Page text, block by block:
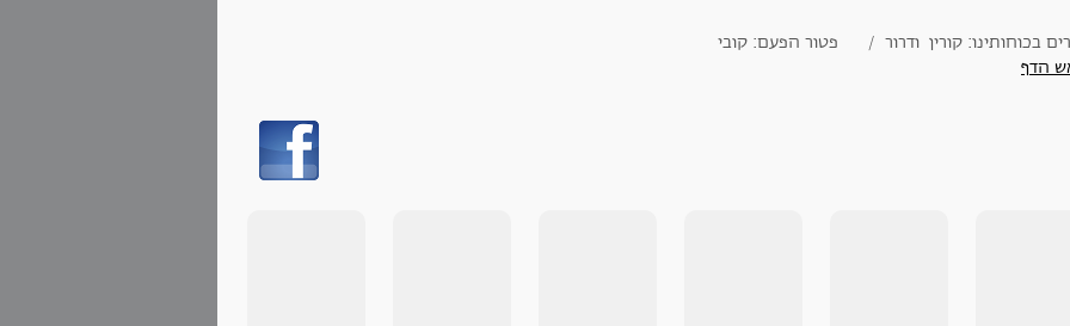
בכוחותינו: קורין ודרור / פטור הפעם: קובי
הדף